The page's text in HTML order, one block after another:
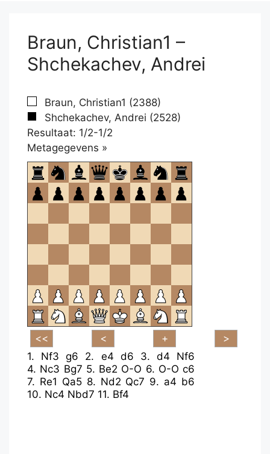
Braun, Christian1 –
Shchekachev, Andrei
Braun, Christian1 (2388)
Shchekachev, Andrei (2528)
Resultaat: 1/2-1/2
Metagegevens »
om
te
openen.
1. Nf3 g6 2. e4 d6 3. d4
Nf6
4. Nc3 Bg7 5. Be2 O-O 6. O-O c6
7. Re1 Qa5 8. Nd2 Qc7 9. a4 b6
10. Nc4 Nbd7 11. Bf4